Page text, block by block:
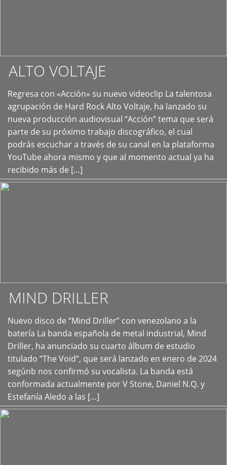
ALTO VOLTAJE
Regresa con «Acción» su nuevo videoclip La talentosa
agrupación de Hard Rock Alto Voltaje, ha lanzado su
nueva producción audiovisual “Acción” tema que será
parte de su próximo trabajo discográfico, el cual
podrás escuchar a través de su canal en la plataforma
YouTube ahora mismo y que al momento actual ya ha
recibido más de […]
+
MIND DRILLER
Nuevo disco de “Mind Driller” con venezolano a la
batería La banda española de metal industrial, Mind
Driller, ha anunciado su cuarto álbum de estudio
titulado “The Void”, que será lanzado en enero de 2024
segúnb nos confirmó su vocalista. La banda está
conformada actualmente por V Stone, Daniel N.Q. y
Estefanía Aledo a las […]
+